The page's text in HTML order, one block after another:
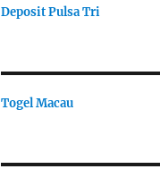
Deposit Pulsa Tri
Togel Macau